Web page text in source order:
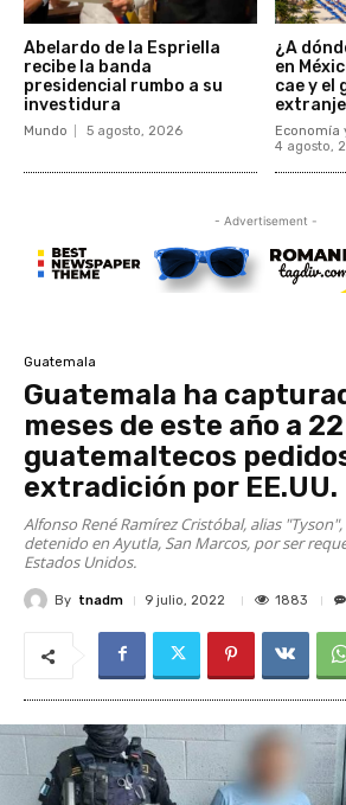
Abelardo de la Espriella
recibe la banda
presidencial rumbo a su
investidura
Mundo 5 agosto, 2026
¿A
en
cae y el
Economía
4 agosto,
- Advertisement -